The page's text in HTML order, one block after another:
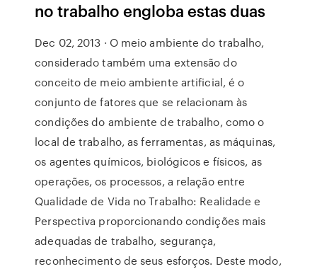
no trabalho engloba estas duas
Dec 02, 2013 · O meio ambiente do trabalho,
considerado também uma extensão do
conceito de meio ambiente artificial, é o
conjunto de fatores que se relacionam às
condições do ambiente de trabalho, como o
local de trabalho, as ferramentas, as máquinas,
os agentes químicos, biológicos e físicos, as
operações, os processos, a relação entre
Qualidade de Vida no Trabalho: Realidade e
Perspectiva proporcionando condições mais
adequadas de trabalho, segurança,
reconhecimento de seus esforços. Deste modo,